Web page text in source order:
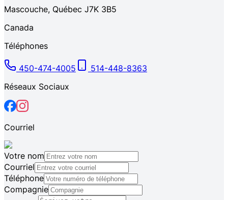
Mascouche, Québec J7K 3B5
Canada
Téléphones
450-474-4005
514-448-8363
Réseaux Sociaux
Courriel
Votre nom
Courriel
Téléphone
Compagnie